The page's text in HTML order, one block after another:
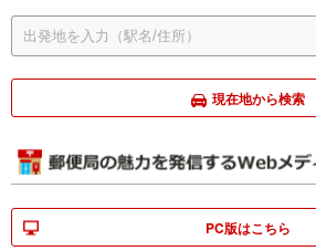
現在地から検索
PC版はこちら